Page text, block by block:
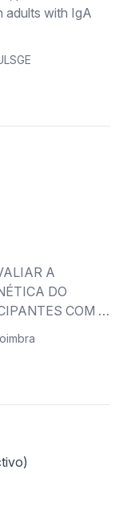
adults with IgA
A
DO
COM A
DE GLA
RENAL GRAVE